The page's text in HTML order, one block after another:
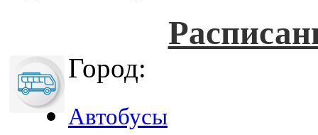
Город:
Автобусы